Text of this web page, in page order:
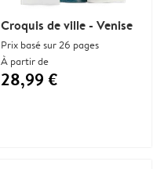
Croquis de ville - Venise
Prix basé sur 26 pages
À partir de
28,99 €